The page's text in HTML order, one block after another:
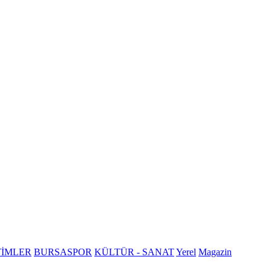
BURSASPOR KÜLTÜR - SANATYerel Magazin